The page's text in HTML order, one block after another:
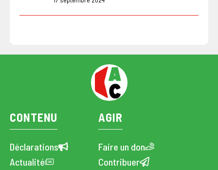
CONTENU
Déclarations
Actualité
AGIR
Faire un don
Contribuer